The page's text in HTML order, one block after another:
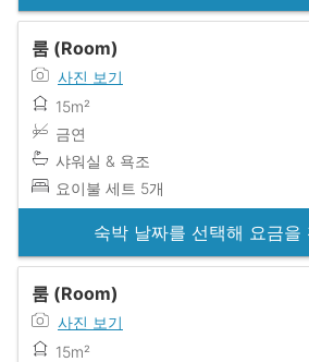
룸 (Room)
사진 보기
15m²
금연
샤워실 & 욕조
요이불 세트 5개
숙박 날짜를 선택해 요금을
룸 (Room)
사진 보기
15m²